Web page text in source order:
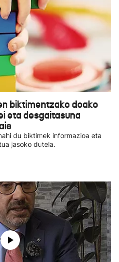
biktimentzako doako
eta desgaitasuna
du biktimek informazioa eta
jasoko dutela.